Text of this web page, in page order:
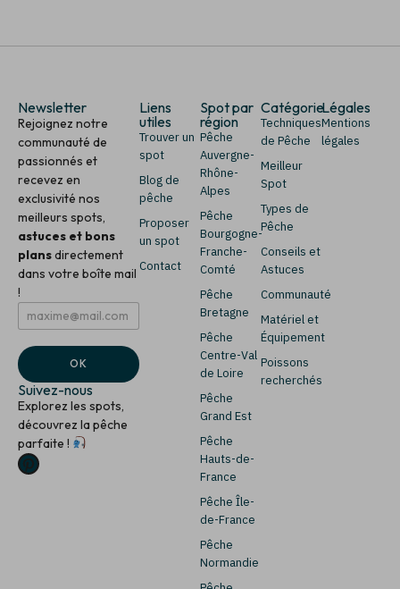
Newsletter
Rejoignez notre
communauté de
passionnés et
recevez en
exclusivité nos
meilleurs spots,
astuces et bons
plansdirectement
dans votre boîte mail
!
E
m
i
l
E
m
a
i
l
E
m
i
l
*
OK
Suivez-nous
Explorez les spots,
découvrez la pêche
parfaite !
Liens
utiles
Trouver un
spot
Blog de
pêche
Proposer
un spot
Contact
Spot par
région
Pêche
Auvergne-
Rhône-
Alpes
Pêche
Bourgogne-
Franche-
Comté
Pêche
Bretagne
Pêche
Centre-Val
de Loire
Pêche
Grand Est
Pêche
Hauts-de-
France
Pêche Île-
de-France
Pêche
Normandie
Catégorie
Techniques
de Pêche
Meilleur
Spot
Types de
Pêche
Conseils et
Astuces
Communauté
Matériel et
Équipement
Poissons
recherchés
Légales
Mentions
légales